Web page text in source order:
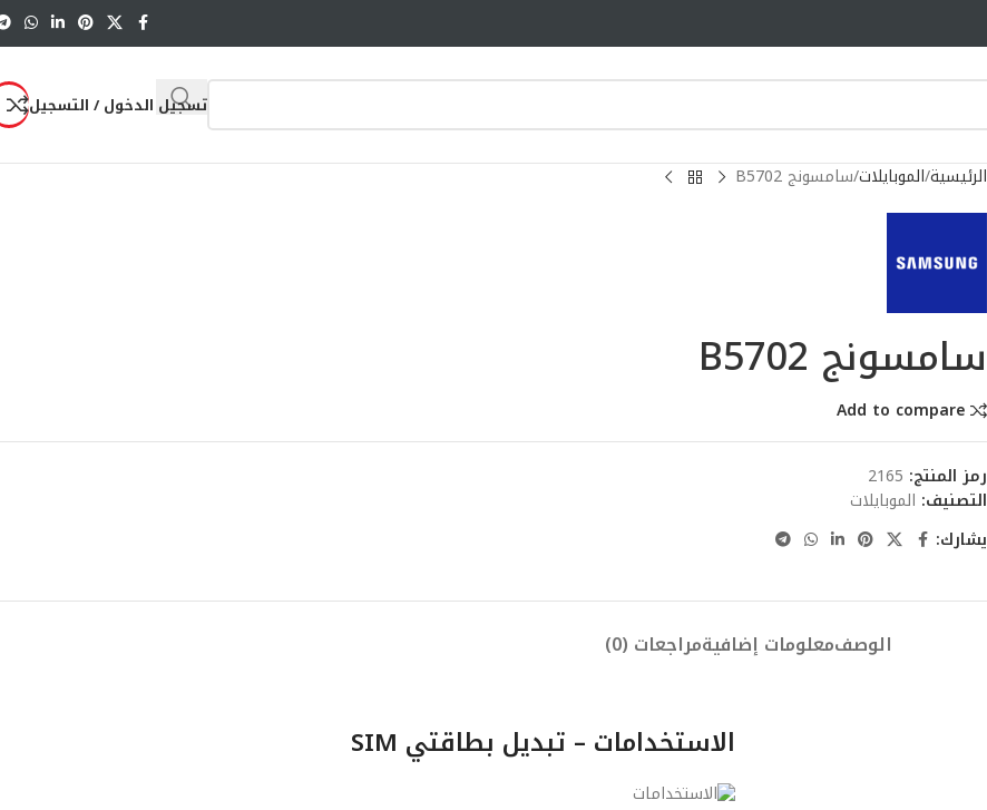
تسجيل الدخول / التسجيل
الرئيسية الموبايلات سامسونج B5702
سامسونج B5702
Add to compare
رمز المنتج: 2165
التصنيف: الموبايلات
يشارك:
الوصفمعلومات إضافيةمراجعات (0)
الاستخدامات – تبديل بطاقتي SIM